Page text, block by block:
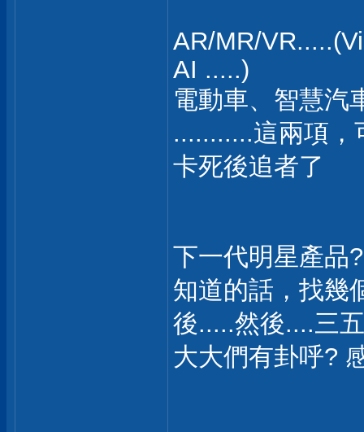
AR/MR/
AI .....)
電動車、智慧汽
...........這兩項，
卡死後追者了
下一代明星產品?
知道的話，找幾
後.....然後....三
大大們有卦呼?